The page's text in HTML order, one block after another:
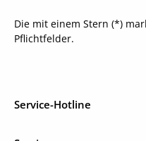
Die mit einem Stern (*)
Pflichtfelder.
Service-Hotline